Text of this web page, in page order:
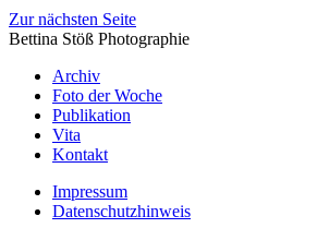
Zur nächsten Seite
Bettina Stöß Photographie
Archiv
Foto der Woche
Publikation
Vita
Kontakt
Impressum
Datenschutzhinweis